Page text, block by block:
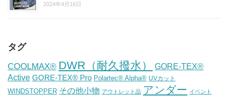
2024年4月16日
タグ
COOLMAX® DWR（耐久撥水）
GORE-TEX®
Active GORE-TEX® Pro Polartec® Alpha® UVカット
WINDSTOPPER その他小物 アウトレット品 アンダー イベント